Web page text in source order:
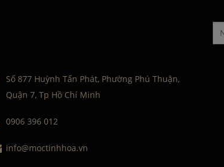
Số 877 Huỳnh Tấn Phát, Phường Phú Thuận,
Quận 7, Tp Hồ Chí Minh
0906 396 012
info@moctinhhoa.vn